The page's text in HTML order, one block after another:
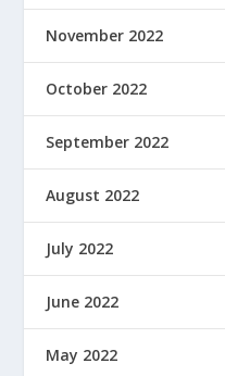
November 2022
October 2022
September 2022
August 2022
July 2022
June 2022
May 2022